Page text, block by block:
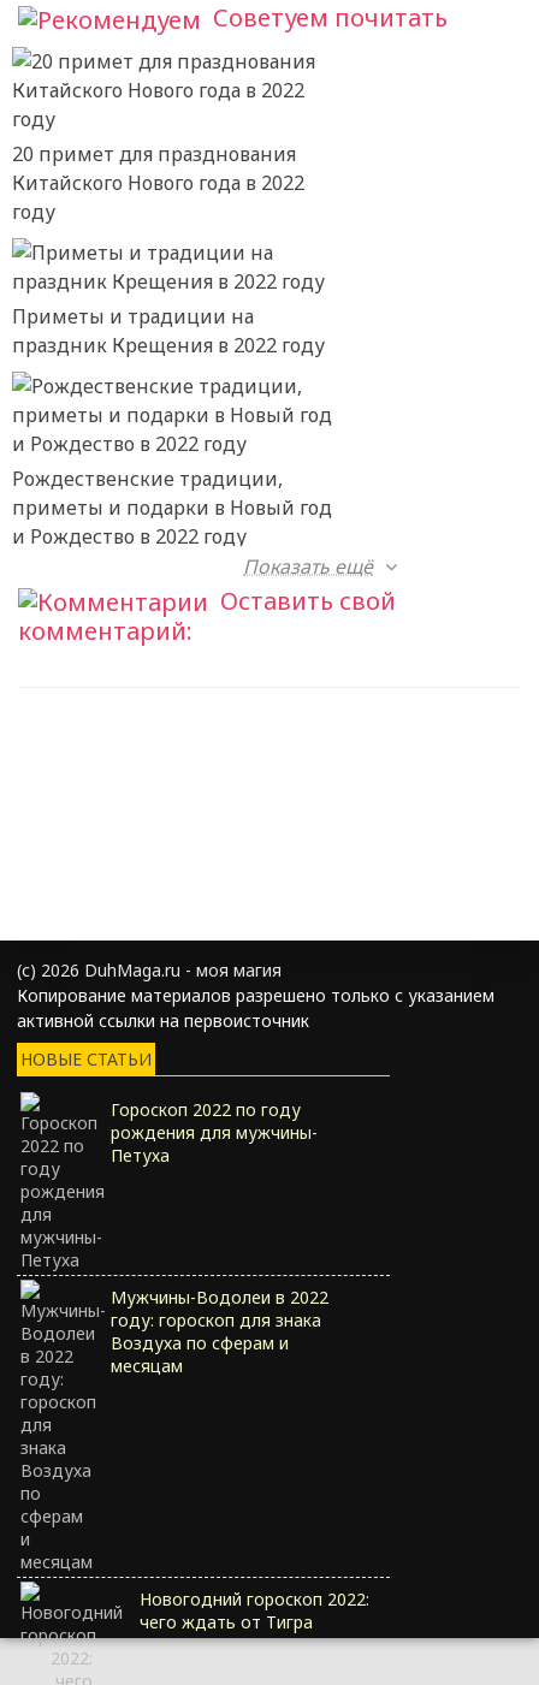
Советуем почитать
20 примет для празднования
Китайского Нового года в 2022
году
Приметы и традиции на
праздник Крещения в 2022 году
Рождественские традиции,
приметы и подарки в Новый год
и Рождество в 2022 году
Показать ещё
Оставить свой
комментарий:
(с) 2026 DuhMaga.ru - моя магия
Копирование материалов разрешено только с указанием
активной ссылки на первоисточник
НОВЫЕ СТАТЬИ
Гороскоп 2022 по году
рождения для мужчины-
Петуха
Мужчины-Водолеи в 2022
году: гороскоп для знака
Воздуха по сферам и
месяцам
Новогодний гороскоп 2022:
чего ждать от Тигра